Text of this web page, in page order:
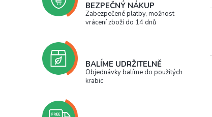
BEZPEČNÝ NÁKUP
Zabezpečené platby, možnost
vrácení zboží do 14 dnů
BALÍME UDRŽITELNĚ
Objednávky balíme do použitých
krabic